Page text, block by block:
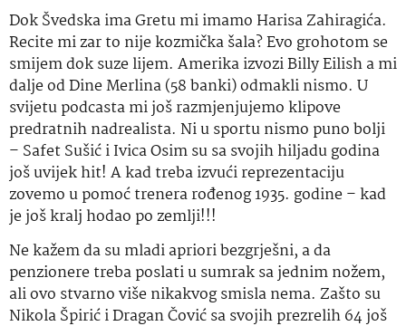
Dok Švedska ima Gretu mi imamo Harisa Zahiragića.
Recite mi zar to nije kozmička šala? Evo grohotom se
smijem dok suze lijem. Amerika izvozi Billy Eilish a mi
dalje od Dine Merlina (58 banki) odmakli nismo. U
svijetu podcasta mi još razmjenjujemo klipove
predratnih nadrealista. Ni u sportu nismo puno bolji
– Safet Sušić i Ivica Osim su sa svojih hiljadu godina
još uvijek hit! A kad treba izvući reprezentaciju
zovemo u pomoć trenera rođenog 1935. godine – kad
je još kralj hodao po zemlji!!!
Ne kažem da su mladiaprioribezgrješni, a da
penzionere treba poslati u sumraksa jednimnožem,
ali ovo stvarno više nikakvog smisla nema. Zašto su
Nikola Špirić i Dragan Čović sa svojih prezrelih 64 još